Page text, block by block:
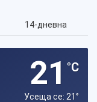
14-дневна
21 °C
Усеща се: 21°